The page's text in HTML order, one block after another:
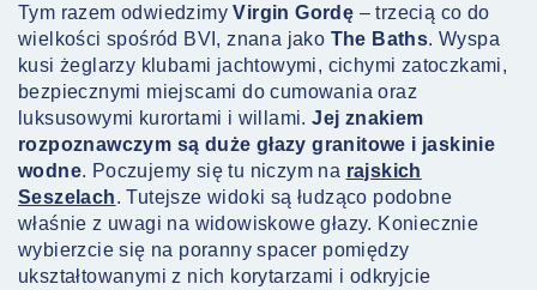
Tym razem odwiedzimyVirgin Gordę – trzecią co do
wielkości spośród BVI, znana jako The Baths. Wyspa
kusi żeglarzy klubami jachtowymi, cichymi zatoczkami,
bezpiecznymi miejscami do cumowania oraz
luksusowymi kurortami i willami. Jej znakiem
rozpoznawczym są duże głazy granitowe i jaskinie
wodne. Poczujemy się tu niczym na rajskich
Seszelach. Tutejsze widoki są łudząco podobne
właśnie z uwagi na widowiskowe głazy. Koniecznie
wybierzcie się na poranny spacer pomiędzy
ukształtowanymi z nich korytarzami i odkryjcie